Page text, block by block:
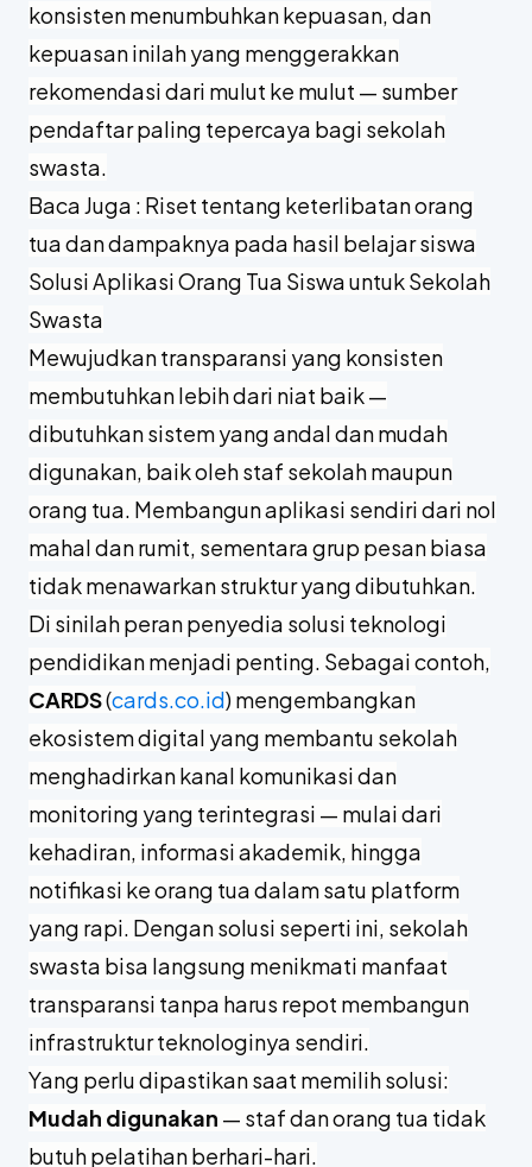
konsisten menumbuhkan kepuasan, dan
kepuasan inilah yang menggerakkan
rekomendasi dari mulut ke mulut — sumber
pendaftar paling tepercaya bagi sekolah
swasta.
Baca Juga : Riset tentang keterlibatan orang
tua dan dampaknya pada hasil belajar siswa
Solusi Aplikasi Orang Tua Siswa untuk Sekolah
Swasta
Mewujudkan transparansi yang konsisten
membutuhkan lebih dari niat baik —
dibutuhkan sistem yang andal dan mudah
digunakan, baik oleh staf sekolah maupun
orang tua. Membangun aplikasi sendiri dari nol
mahal dan rumit, sementara grup pesan biasa
tidak menawarkan struktur yang dibutuhkan.
Di sinilah peran penyedia solusi teknologi
pendidikan menjadi penting. Sebagai contoh,
CARDS(cards.co.id) mengembangkan
ekosistem digital yang membantu sekolah
menghadirkan kanal komunikasi dan
monitoring yang terintegrasi — mulai dari
kehadiran, informasi akademik, hingga
notifikasi ke orang tua dalam satu platform
yang rapi. Dengan solusi seperti ini, sekolah
swasta bisa langsung menikmati manfaat
transparansi tanpa harus repot membangun
infrastruktur teknologinya sendiri.
Yang perlu dipastikan saat memilih solusi:
Mudah digunakan — staf dan orang tua tidak
butuh pelatihan berhari-hari.